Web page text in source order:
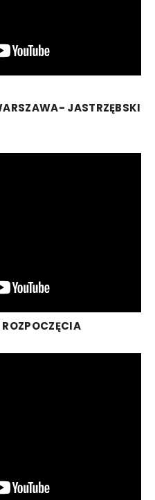
JASTRZĘBSKI